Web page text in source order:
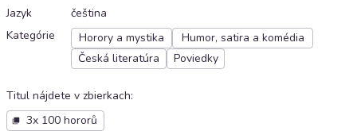
Jazyk
čeština
Kategórie
Horory a mystika
Humor, satira a komédia
Česká literatúra
Poviedky
Titul nájdete v zbierkach:
3x 100 hororů